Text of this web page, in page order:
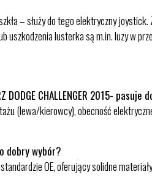
– służy do tego elektryczny
uszkodzenia lusterka są m.in. luzy w
DODGE CHALLENGER 2015-
(lewa/kierowcy), obecność
dobry wybór?
OE, oferujący solidne